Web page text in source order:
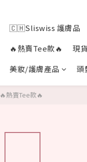
🇨🇭Sliswiss 護膚品
🔥熱賣Tee款🔥
現
美妝/護膚產品
頭
🔥熱賣Tee款🔥